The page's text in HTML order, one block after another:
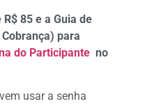
85 e a Guia de
para
do Participante no
usar a senha